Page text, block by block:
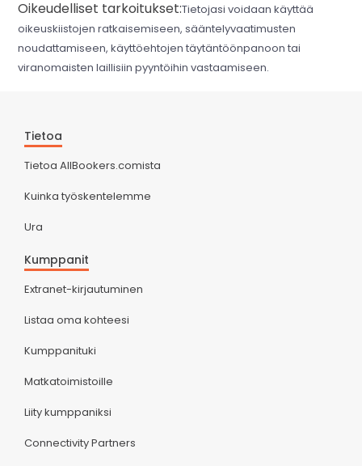
Oikeudelliset tarkoitukset:Tietojasi voidaan käyttää
oikeuskiistojen ratkaisemiseen, sääntelyvaatimusten
noudattamiseen, käyttöehtojen täytäntöönpanoon tai
viranomaisten laillisiin pyyntöihin vastaamiseen.
Tietoa
Tietoa AllBookers.comista
Kuinka työskentelemme
Ura
Kumppanit
Extranet-kirjautuminen
Listaa oma kohteesi
Kumppanituki
Matkatoimistoille
Liity kumppaniksi
Connectivity Partners